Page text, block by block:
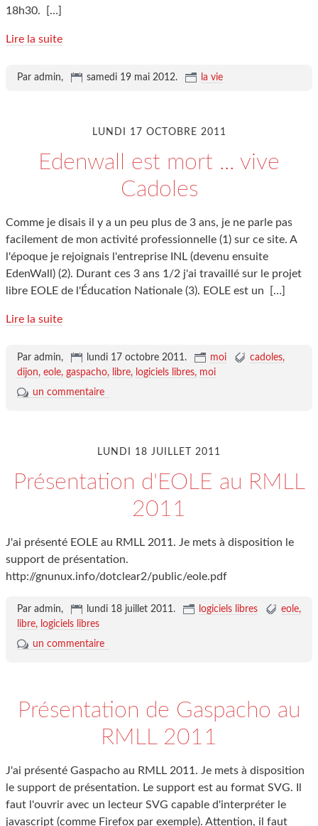
18h30.
[…]
Lire la suite
Par admin, samedi 19 mai 2012. la vie
LUNDI 17 OCTOBRE 2011
Edenwall est mort ... vive
Cadoles
Comme je disais il y a un peu plus de 3 ans, je ne parle pas
facilement de mon activité professionnelle (1) sur ce site. A
l'époque je rejoignais l'entreprise INL (devenu ensuite
EdenWall) (2). Durant ces 3 ans 1/2 j'ai travaillé sur le projet
libre EOLE de l'Éducation Nationale (3). EOLE est un
[…]
Lire la suite
Par admin, lundi 17 octobre 2011. moi
cadoles
dijon eole gaspacho libre logiciels libres moi
un commentaire
LUNDI 18 JUILLET 2011
Présentation d'EOLE au RMLL
2011
J'ai présenté EOLE au RMLL 2011. Je mets à disposition le
support de présentation.
http://gnunux.info/dotclear2/public/eole.pdf
Par admin, lundi 18 juillet 2011. logiciels libres
eole
libre
logiciels libres
un commentaire
Présentation de Gaspacho au
RMLL 2011
J'ai présenté Gaspacho au RMLL 2011. Je mets à disposition
le support de présentation. Le support est au format SVG. Il
faut l'ouvrir avec un lecteur SVG capable d'interpréter le
javascript (comme Firefox par exemple). Attention, il faut